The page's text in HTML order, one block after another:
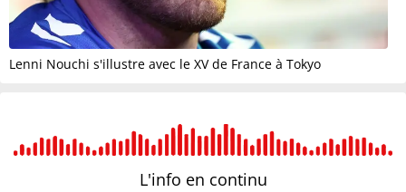
Lenni Nouchi s'illustre avec le XV de France à Tokyo
L'info en continu